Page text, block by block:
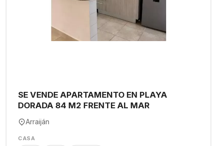
SE VENDE APARTAMENTO EN PLAYA
DORADA 84 M2 FRENTE AL MAR
Arraiján
CASA